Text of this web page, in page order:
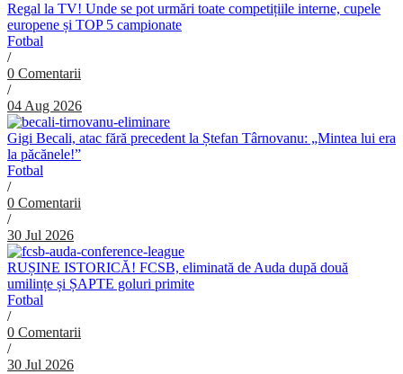
Regal la TV! Unde se pot urmări toate competițiile interne, cupele
europene și TOP 5 campionate
Fotbal
/
0 Comentarii
/
04 Aug 2026
Gigi Becali, atac fără precedent la Ștefan Târnovanu: „Mintea lui era
la păcănele!”
Fotbal
/
0 Comentarii
/
30 Jul 2026
RUȘINE ISTORICĂ! FCSB, eliminată de Auda după două
umilințe și ȘAPTE goluri primite
Fotbal
/
0 Comentarii
/
30 Jul 2026